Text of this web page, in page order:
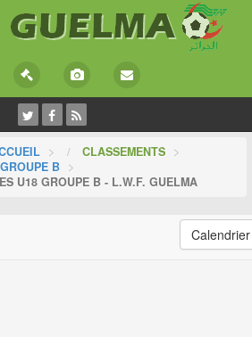
> CLASSEMENTS >
GROUPE B >
U18 GROUPE B - L.W.F. GUELMA
Calendrier